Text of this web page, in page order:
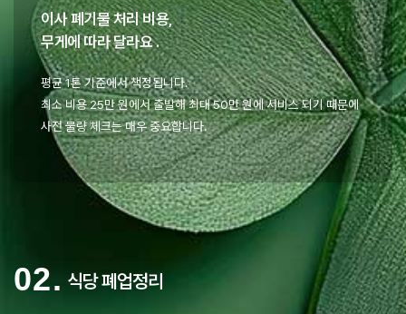
이사 폐기물 처리 비용,
무게에 따라 달라요 .
평균 1톤 기준에서 책정됩니다.
최소 비용 25만 원에서 출발해 최대 50만 원에 서비스 되기 때문에
사전 물량 체크는 매우 중요합니다.
02. 식당 폐업정리